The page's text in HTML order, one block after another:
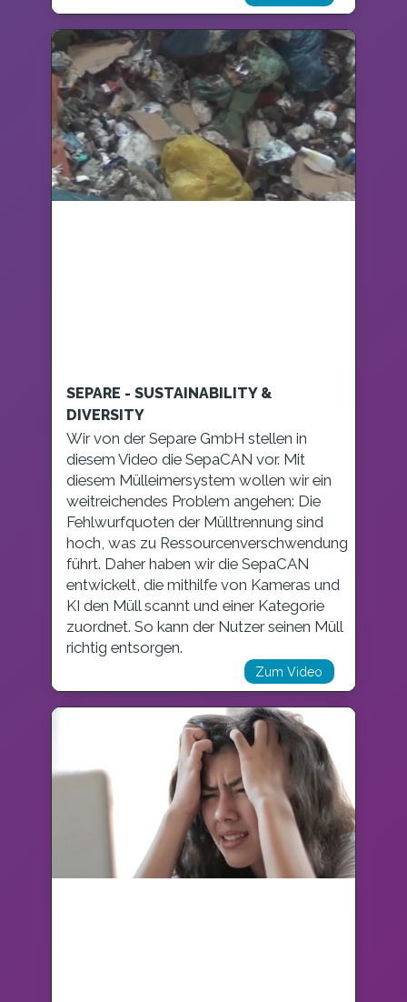
SEPARE - SUSTAINABILITY &
DIVERSITY
Wir von der Separe GmbH stellen in
diesem Video die SepaCAN vor. Mit
diesem Mülleimersystem wollen wir ein
weitreichendes Problem angehen: Die
Fehlwurfquoten der Mülltrennung sind
hoch, was zu Ressourcenverschwendung
führt. Daher haben wir die SepaCAN
entwickelt, die mithilfe von Kameras und
KI den Müll scannt und einer Kategorie
zuordnet. So kann der Nutzer seinen Müll
richtig entsorgen.
Zum Video